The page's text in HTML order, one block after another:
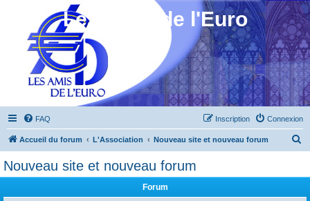
Les Amis de l'Euro
FAQ Connexion
Inscription
Accueil du forum L'Association Nouveau site et nouveau forum
Nouveau site et nouveau forum
Forum